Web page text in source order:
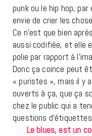
punk ou le hip hop,
envie de crier les
Ce n’est que bien
aussi codifiée, et elle
polie par rapport à
Donc ça coince peut
« puristes », mais il y
ouverts à ça, que ça
chez le public qui a
questions
Le blues, est un